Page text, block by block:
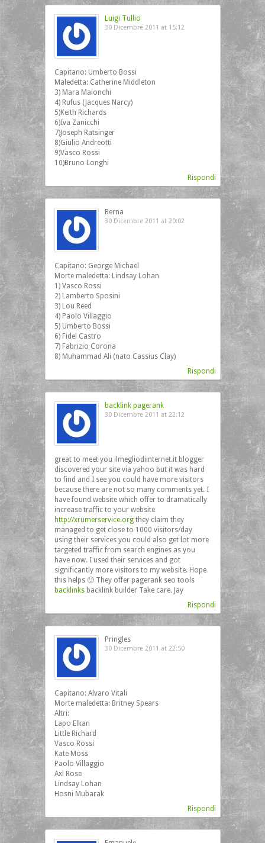
Luigi Tullio
30 Dicembre 2011 at 15:12
Capitano: Umberto Bossi
Maledetta: Catherine Middleton
3) Mara Maionchi
4) Rufus (Jacques Narcy)
5)Keith Richards
6)Iva Zanicchi
7)Joseph Ratsinger
8)Giulio Andreotti
9)Vasco Rossi
10)Bruno Longhi
Rispondi
Berna
30 Dicembre 2011 at 20:02
Capitano: George Michael
Morte maledetta: Lindsay Lohan
1) Vasco Rossi
2) Lamberto Sposini
3) Lou Reed
4) Paolo Villaggio
5) Umberto Bossi
6) Fidel Castro
7) Fabrizio Corona
8) Muhammad Ali (nato Cassius Clay)
Rispondi
backlink pagerank
30 Dicembre 2011 at 22:12
great to meet you ilmegliodiinternet.it blogger
discovered your site via yahoo but it was hard
to find and I see you could have more visitors
because there are not so many comments yet. I
have found website which offer to dramatically
increase traffic to your website
http://xrumerservice.orgthey claim they
managed to get close to 1000 visitors/day
using their services you could also get lot more
targeted traffic from search engines as you
have now. I used their services and got
significantly more visitors to my website. Hope
this helps 🙂 They offer pagerank seo tools
backlinksbacklink builder Take care. Jay
Rispondi
Pringles
30 Dicembre 2011 at 22:50
Capitano: Alvaro Vitali
Morte maledetta: Britney Spears
Altri:
Lapo Elkan
Little Richard
Vasco Rossi
Kate Moss
Paolo Villaggio
Axl Rose
Lindsay Lohan
Hosni Mubarak
Rispondi